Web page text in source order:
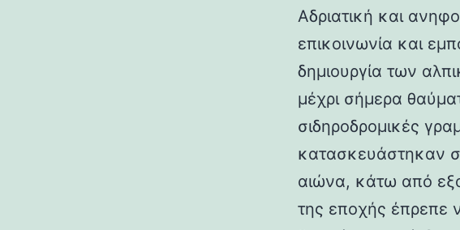
Αδριατική και
επικοινωνία και
δημιουργία των
μέχρι σήμερα
σιδηροδρομικές
κατασκευάστηκαν
αιώνα, κάτω από
της εποχής έπρεπε